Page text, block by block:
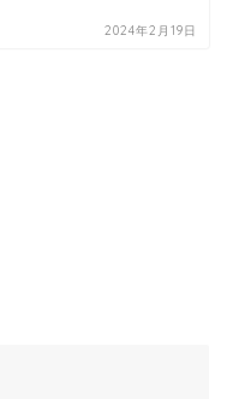
2024年2月19日